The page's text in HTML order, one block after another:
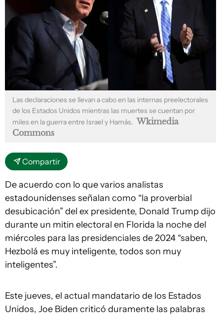
Las declaraciones se llevan a cabo en las internas preelectorales
de los Estados Unidos mientras las muertes se cuentan por
miles en la guerra entre Israel y Hamás. Wkimedia
Commons
Compartir
De acuerdo con lo que varios analistas
estadounidenses señalan como “la proverbial
desubicación” del ex presidente, Donald Trump dijo
durante un mitin electoral en Florida la noche del
miércoles para las presidenciales de 2024 “saben,
Hezbolá es muy inteligente, todos son muy
inteligentes”.
Este jueves, el actual mandatario de los Estados
Unidos, Joe Biden criticó duramente las palabras